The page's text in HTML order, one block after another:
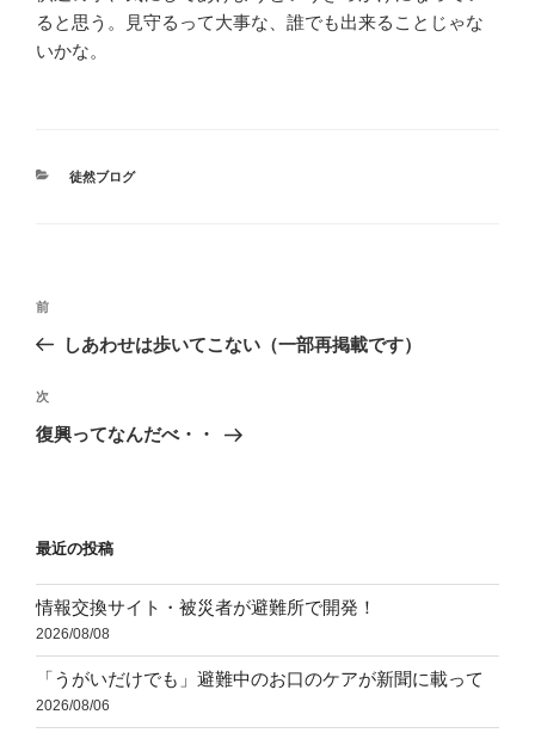
ると思う。見守るって大事な、誰でも出来ることじゃな
いかな。
カ
徒然ブログ
投
ビ
ゲ
ン
前
の
稿
前
しあわせは歩いてこない（一部再掲載です）
次
の
次
復興ってなんだべ・・
最近の投稿
情報交換サイト・被災者が避難所で開発！
2026/08/08
「うがいだけでも」避難中のお口のケアが新聞に載って
2026/08/06